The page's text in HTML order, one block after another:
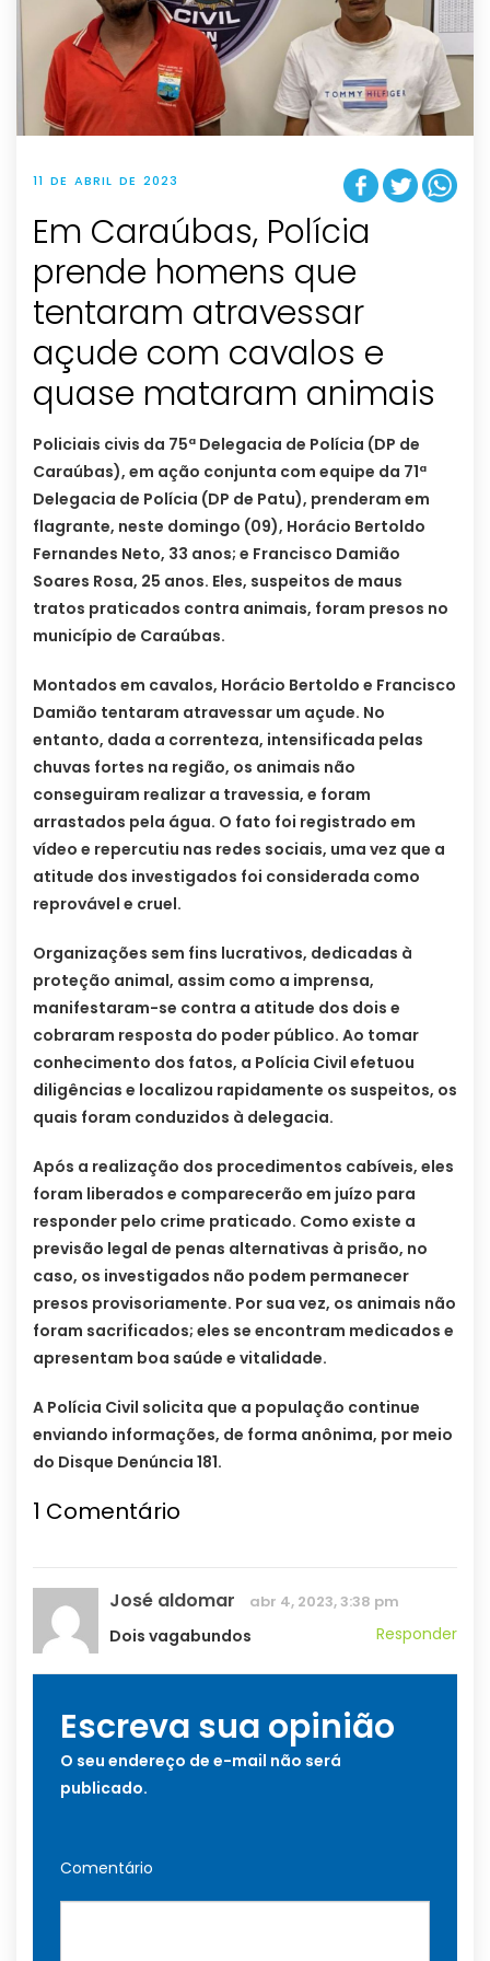
11 DE ABRIL DE 2023
Em Caraúbas, Polícia
prende homens que
tentaram atravessar
açude com cavalos e
quase mataram animais
Policiais civis da 75ª Delegacia de Polícia (DP de
Caraúbas), em ação conjunta com equipe da 71ª
Delegacia de Polícia (DP de Patu), prenderam em
flagrante, neste domingo (09), Horácio Bertoldo
Fernandes Neto, 33 anos; e Francisco Damião
Soares Rosa, 25 anos. Eles, suspeitos de maus
tratos praticados contra animais, foram presos no
município de Caraúbas.
Montados em cavalos, Horácio Bertoldo e Francisco
Damião tentaram atravessar um açude. No
entanto, dada a correnteza, intensificada pelas
chuvas fortes na região, os animais não
conseguiram realizar a travessia, e foram
arrastados pela água. O fato foi registrado em
vídeo e repercutiu nas redes sociais, uma vez que a
atitude dos investigados foi considerada como
reprovável e cruel.
Organizações sem fins lucrativos, dedicadas à
proteção animal, assim como a imprensa,
manifestaram-se contra a atitude dos dois e
cobraram resposta do poder público. Ao tomar
conhecimento dos fatos, a Polícia Civil efetuou
diligências e localizou rapidamente os suspeitos, os
quais foram conduzidos à delegacia.
Após a realização dos procedimentos cabíveis, eles
foram liberados e comparecerão em juízo para
responder pelo crime praticado. Como existe a
previsão legal de penas alternativas à prisão, no
caso, os investigados não podem permanecer
presos provisoriamente. Por sua vez, os animais não
foram sacrificados; eles se encontram medicados e
apresentam boa saúde e vitalidade.
A Polícia Civil solicita que a população continue
enviando informações, de forma anônima, por meio
do Disque Denúncia 181.
1 Comentário
José aldomar abr 4, 2023, 3:38 pm
Responder
Dois vagabundos
Escreva sua opinião
O seu endereço de e-mail não será
publicado.
Comentário